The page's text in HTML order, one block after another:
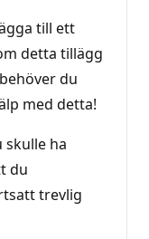
till ett
detta tillägg
du
med detta!
skulle ha
du
trevlig